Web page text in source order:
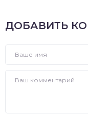
ДОБАВИТЬ